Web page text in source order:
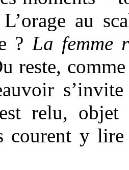
au
? La femme
reste,
relu, objet
courent y